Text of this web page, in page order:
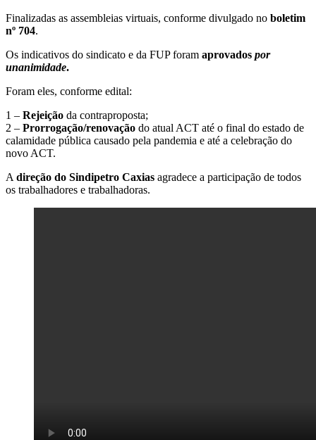
Finalizadas as assembleias virtuais, conforme divulgado no boletim
nº 704.
Os indicativos do sindicato e da FUP foram aprovados por
unanimidade.
Foram eles, conforme edital:
1 – Rejeição da contraproposta;
2 – Prorrogação/renovação do atual ACT até o final do estado de
calamidade pública causado pela pandemia e até a celebração do
novo ACT.
A direção do Sindipetro Caxias agradece a participação de todos
os trabalhadores e trabalhadoras.